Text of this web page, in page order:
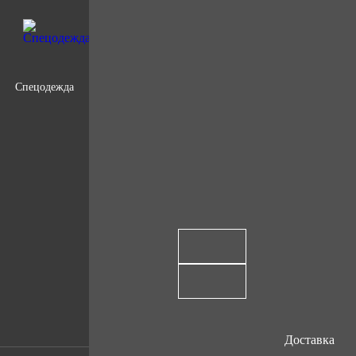
Спецодежда
Доставка